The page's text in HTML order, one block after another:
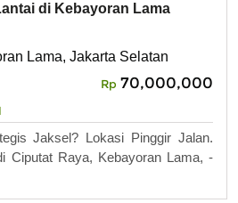
di Kebayoran Lama
Lama, Jakarta Selatan
Rp 70,000,000
Jaksel? Lokasi Pinggir Jalan.
Ciputat Raya, Kebayoran Lama, -